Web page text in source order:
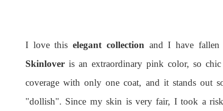
I love thiselegant collection and I have
Skinlover is an extraordinary pink color, so
coverage with only one coat, and it stands out
"dollish". Since my skin is very fair, I took a